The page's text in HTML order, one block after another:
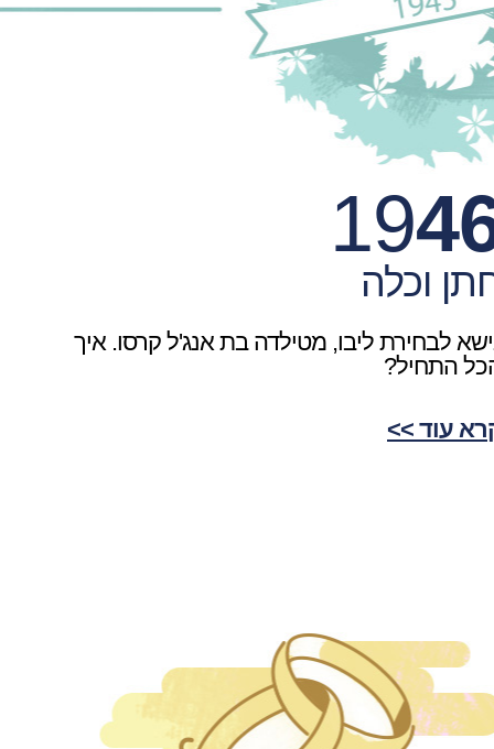
19
וכלה
לבחירת ליבו, מטילדה בת אנג'ל קרסו. איך
התחיל?
עוד >>